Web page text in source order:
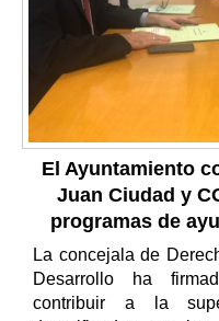
El Ayuntamiento
Juan Ciudad y
programas de
La concejala de
Desarrollo ha
contribuir a la